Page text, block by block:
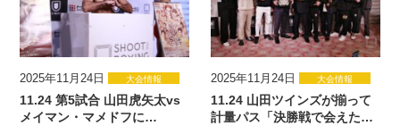
2025年11月24日 大会情報
11.24 第5試合 山田虎矢太vs
メイマン・マメドフに…
2025年11月24日 大会情報
11.24 山田ツインズが揃って
計量パス「決勝戦で会えた…